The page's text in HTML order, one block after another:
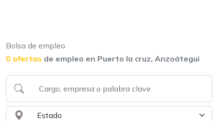
Bolsa de empleo
0 ofertas de empleo en Puerto la cruz, Anzoátegui